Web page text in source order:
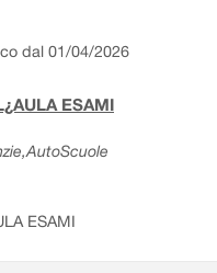
dal 01/04/2026
ESAMI
ESAMI